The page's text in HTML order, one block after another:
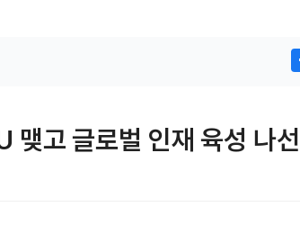
맺고 글로벌 인재 육성 나